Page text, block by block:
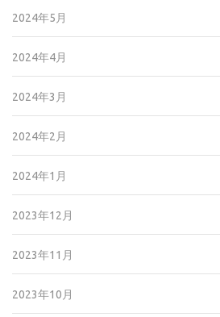
2024年5月
2024年4月
2024年3月
2024年2月
2024年1月
2023年12月
2023年11月
2023年10月